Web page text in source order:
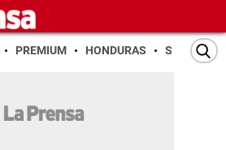
PREMIUM HONDURAS SAN PEDRO